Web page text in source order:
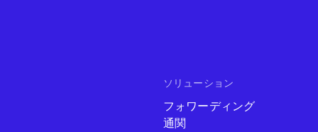
ソリューション
フォワーディング
通関